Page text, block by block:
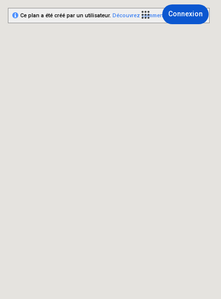
Connexion
Ce plan a été créé par un utilisateur. Découvrez comment créer le vôtre.